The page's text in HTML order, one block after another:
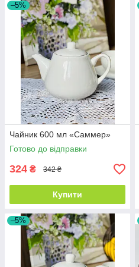
–5%
Чайник 600 мл «Саммер»
Готово до відправки
324 ₴ 342 ₴
Купити
–5%